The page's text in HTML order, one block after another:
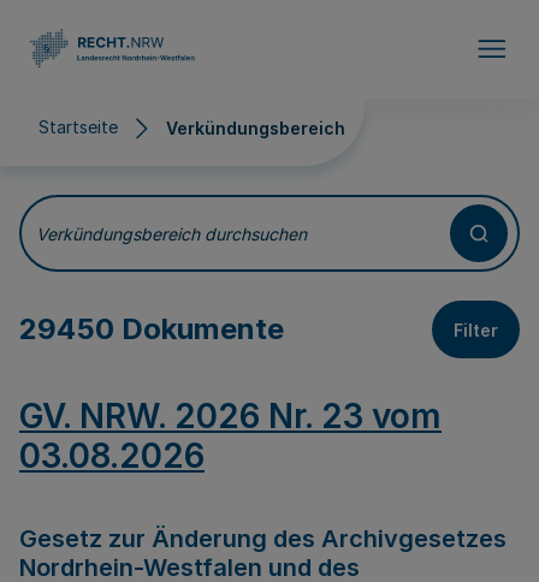
Startseite Verkündungsbereich
Verkündungsbereich
Verkündungsbereich durchsuchen
29450 Dokumente Filter
GV. NRW. 2026 Nr. 23 vom
03.08.2026
Gesetz zur Änderung des Archivgesetzes
Nordrhein-Westfalen und des